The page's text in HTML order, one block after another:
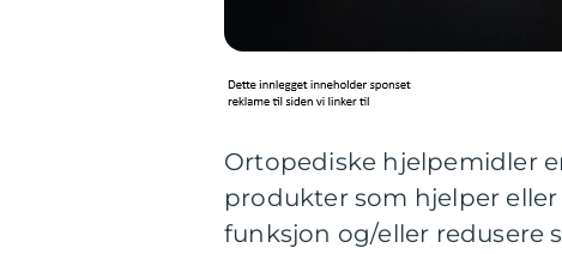
Ortopediske hjelpemidler
produkter som hjelper
funksjon og/eller redusere